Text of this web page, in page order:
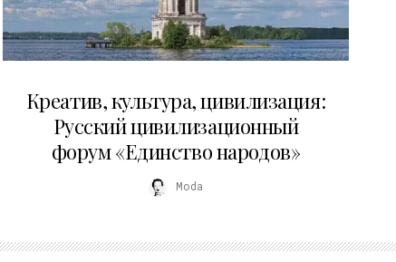
Креатив, культура, цивилизация:
Русский цивилизационный
форум «Единство народов»
Moda